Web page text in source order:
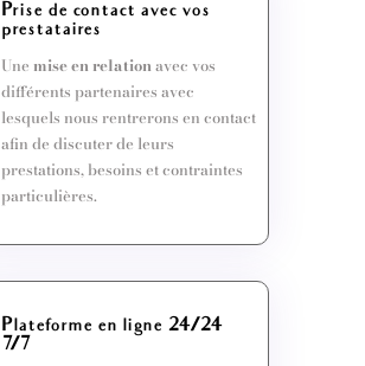
Prise de contact avec vos
prestataires
Une mise en relationavec vos
différents partenaires avec
lesquels nous rentrerons en contact
afin de discuter de leurs
prestations, besoins et contraintes
particulières.
Plateforme en ligne 24/24
7/7